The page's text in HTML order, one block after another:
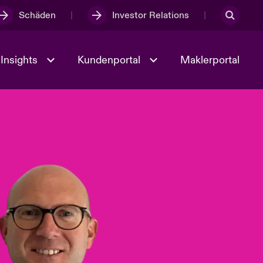
Schäden Investor Relations
Full Spectrum Cyber
Kundenportal Maklerportal